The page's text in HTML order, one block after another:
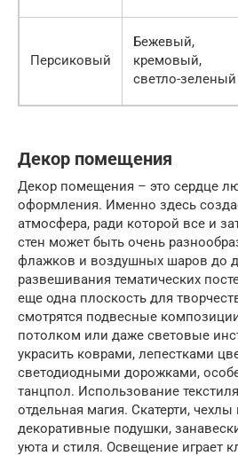
Персиковый
Бежевый,
кремовый,
светло-зеленый
Декор помещения
Декор помещения – это сердце
оформления. Именно здесь
атмосфера, ради которой все и
стен может быть очень
флажков и воздушных шаров до
развешивания тематических
еще одна плоскость для
смотрятся подвесные
потолком или даже световые
украсить коврами, лепестками
светодиодными дорожками,
танцпол. Использование
отдельная магия. Скатерти, чехлы
декоративные подушки,
уюта и стиля. Освещение играет